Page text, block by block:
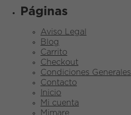
Páginas
Aviso Legal
Blog
Carrito
Checkout
Condiciones Generales
Contacto
Inicio
Mi cuenta
Mimare